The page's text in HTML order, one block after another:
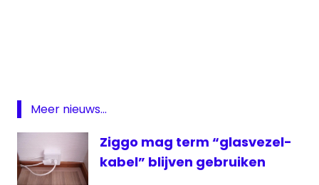
harmonisatie
kabel
media
netwerk
Meer nieuws...
Ziggo mag term “glasvezel-
kabel” blijven gebruiken